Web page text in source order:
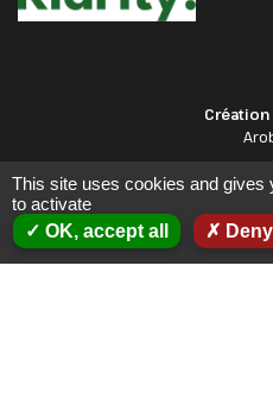
This site uses cookies and gives
to activate
OK, accept all